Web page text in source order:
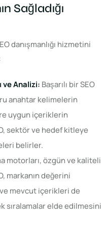
Sağladığı
danışmanlığı hizmetini
ve Analizi: Başarılı bir SEO
anahtar kelimelerin
uygun içeriklerin
sektör ve hedef kitleye
belirler.
motorları, özgün ve kaliteli
markanın değerini
mevcut içerikleri de
sıralamalar elde edilmesini